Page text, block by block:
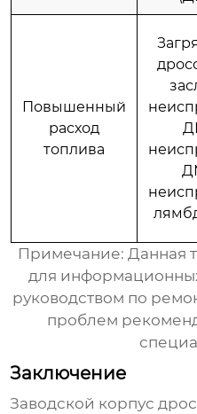
Повышенный
расход
топлива
Примечание: Данная
для
руководством по
проблем
Заключение
Заводской корпус